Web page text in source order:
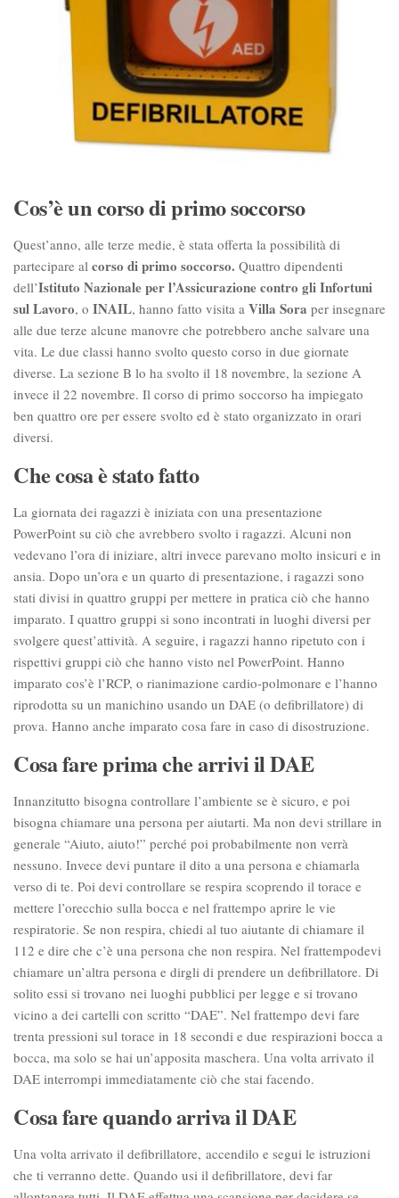
Cos’è un corso di primo soccorso
Quest’anno, alle terze medie, è stata offerta la possibilità di
partecipare al corso di primo soccorso. Quattro dipendenti
dell’Istituto Nazionale per l’Assicurazione contro gli Infortuni
sul Lavoro, o INAIL, hanno fatto visita a Villa Sora per insegnare
alle due terze alcune manovre che potrebbero anche salvare una
vita. Le due classi hanno svolto questo corso in due giornate
diverse. La sezione B lo ha svolto il 18 novembre, la sezione A
invece il 22 novembre. Il corso di primo soccorso ha impiegato
ben quattro ore per essere svolto ed è stato organizzato in orari
diversi.
Che cosa è stato fatto
La giornata dei ragazzi è iniziata con una presentazione
PowerPoint su ciò che avrebbero svolto i ragazzi. Alcuni non
vedevano l’ora di iniziare, altri invece parevano molto insicuri e in
ansia. Dopo un’ora e un quarto di presentazione, i ragazzi sono
stati divisi in quattro gruppi per mettere in pratica ciò che hanno
imparato. I quattro gruppi si sono incontrati in luoghi diversi per
svolgere quest’attività. A seguire, i ragazzi hanno ripetuto con i
rispettivi gruppi ciò che hanno visto nel PowerPoint. Hanno
imparato cos’è l’RCP, o rianimazione cardio-polmonare e l’hanno
riprodotta su un manichino usando un DAE (o defibrillatore) di
prova. Hanno anche imparato cosa fare in caso di disostruzione.
Cosa fare prima che arrivi il DAE
Innanzitutto bisogna controllare l’ambiente se è sicuro, e poi
bisogna chiamare una persona per aiutarti. Ma non devi strillare in
generale “Aiuto, aiuto!” perché poi probabilmente non verrà
nessuno. Invece devi puntare il dito a una persona e chiamarla
verso di te. Poi devi controllare se respira scoprendo il torace e
mettere l’orecchio sulla bocca e nel frattempo aprire le vie
respiratorie. Se non respira, chiedi al tuo aiutante di chiamare il
112 e dire che c’è una persona che non respira. Nel frattempodevi
chiamare un’altra persona e dirgli di prendere un defibrillatore. Di
solito essi si trovano nei luoghi pubblici per legge e si trovano
vicino a dei cartelli con scritto “DAE”. Nel frattempo devi fare
trenta pressioni sul torace in 18 secondi e due respirazioni bocca a
bocca, ma solo se hai un’apposita maschera. Una volta arrivato il
DAE interrompi immediatamente ciò che stai facendo.
Cosa fare quando arriva il DAE
Una volta arrivato il defibrillatore, accendilo e segui le istruzioni
che ti verranno dette. Quando usi il defibrillatore, devi far